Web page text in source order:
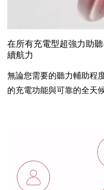
在所有充電型超強力助
續航力
無論您需要的聽力輔助程
的充電功能與可靠的全天